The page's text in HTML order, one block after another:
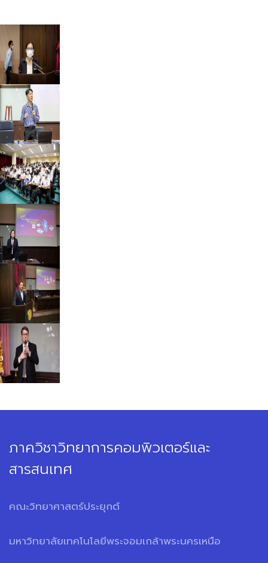
ภาควิชาวิทยาการคอมพิวเตอร์และ
สารสนเทศ
คณะวิทยาศาสตร์ประยุกต์
มหาวิทยาลัยเทคโนโลยีพระจอมเกล้าพระนครเหนือ